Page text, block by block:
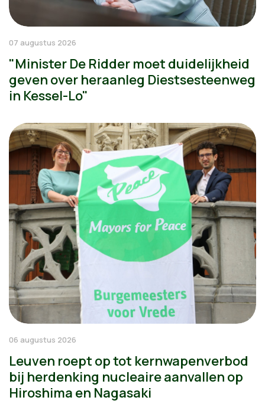
07 augustus 2026
"Minister De Ridder moet duidelijkheid
geven over heraanleg Diestsesteenweg
in Kessel-Lo"
06 augustus 2026
Leuven roept op tot kernwapenverbod
bij herdenking nucleaire aanvallen op
Hiroshima en Nagasaki